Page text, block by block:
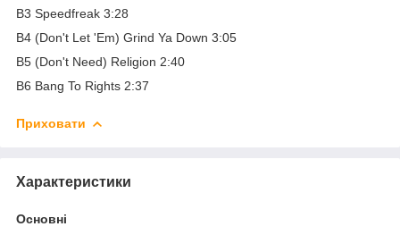
B3 Speedfreak 3:28
B4 (Don't Let 'Em) Grind Ya Down 3:05
B5 (Don't Need) Religion 2:40
B6 Bang To Rights 2:37
Приховати
Характеристики
Основні